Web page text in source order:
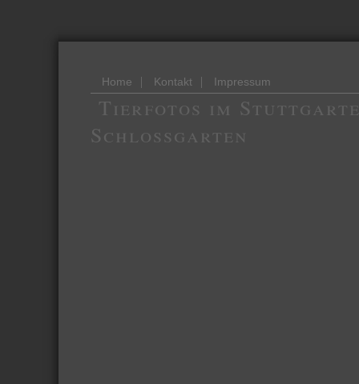
Home | Kontakt | Impressum
Tierfotos im
Schlossgarten